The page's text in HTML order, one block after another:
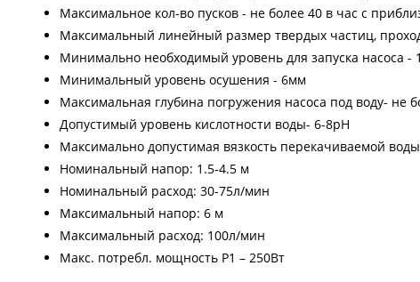
Максимальное кол-во пусков - не более 40 в час c
Максимальный линейный размер твердых частиц,
Минимально необходимый уровень для запуска насоса -
Минимальный уровень осушения - 6мм
Максимальная глубина погружения насоса под воду- не
Допустимый уровень кислотности воды- 6-8pH
Максимально допустимая вязкость перекачиваемой
Номинальный напор: 1.5-4.5 м
Номинальный расход: 30-75л/мин
Максимальный напор: 6 м
Максимальный расход: 100л/мин
Макс. потребл. мощность Р1 – 250Вт